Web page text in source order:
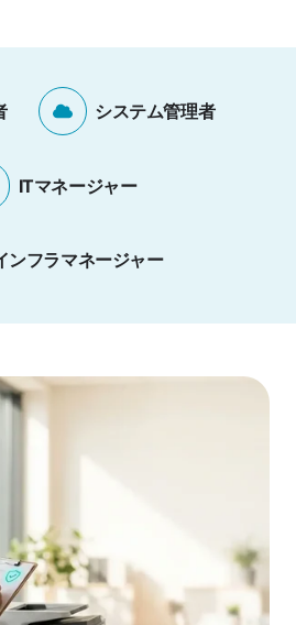
システム管理者
ITマネージャー
ンフラマネージャー